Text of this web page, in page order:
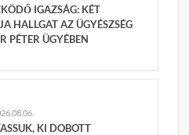
IGAZSÁG: KÉT
HALLGAT AZ ÜGYÉSZSÉG
PÉTER ÜGYÉBEN
KI DOBOTT